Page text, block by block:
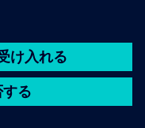
内部通報